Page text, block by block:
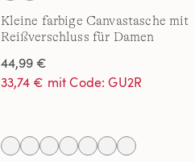
Kleine farbige Canvastasche mit
Reißverschluss für Damen
44,99 €
33,74 € mit Code: GU2R